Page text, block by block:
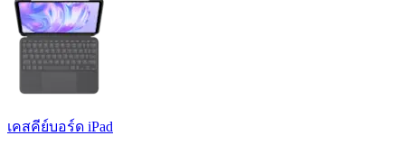
เคสคีย์บอร์ด iPad